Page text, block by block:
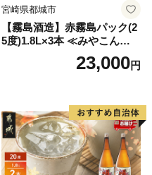
宮崎県都城市
【霧島酒造】赤霧島パック(2
5度)1.8L×3本 ≪みやこんじょ
特急便≫_23-07-K03P-1800-3
23,000円